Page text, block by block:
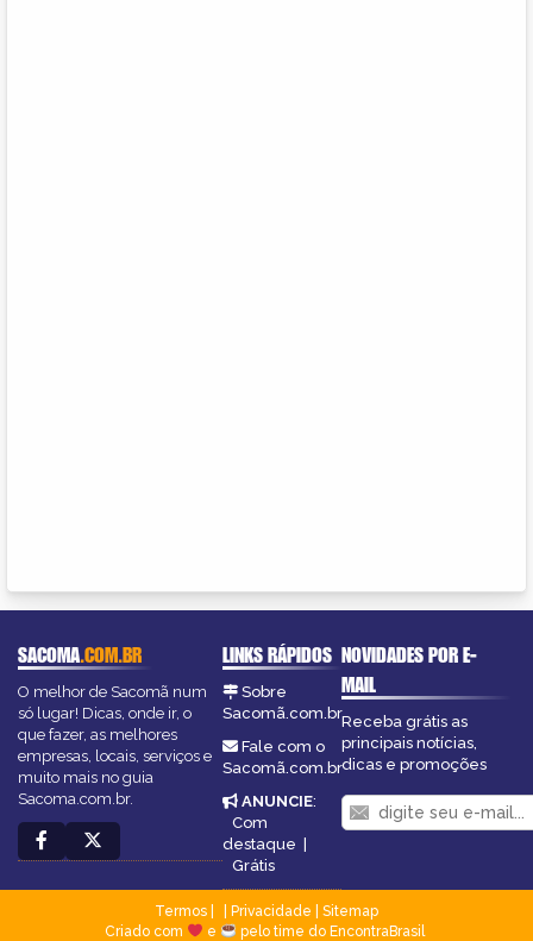
SACOMA.COM.BR
O melhor de Sacomã num
só lugar! Dicas, onde ir, o
que fazer, as melhores
empresas, locais, serviços e
muito mais no guia
Sacoma.com.br.
LINKS RÁPIDOS
Sobre
Sacomã.com.br
Fale com o
Sacomã.com.br
ANUNCIE:
Com
destaque |
Grátis
NOVIDADES POR E-
MAIL
Receba grátis as
principais notícias,
dicas e promoções
Termos Privacidade
Sitemap
Criado com
e pelo time do EncontraBrasil